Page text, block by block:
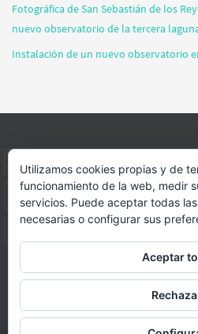
Fotográfica de San Sebastián de los
nuevo observatorio de la tercera
Instalación de un nuevo observatorio
VIDEOS
Página web realizada por
Funciona conNirvana
Utilizamos cookies propias y de
funcionamiento de la web, medir
servicios. Puede aceptar todas
necesarias o configurar sus
Aceptar